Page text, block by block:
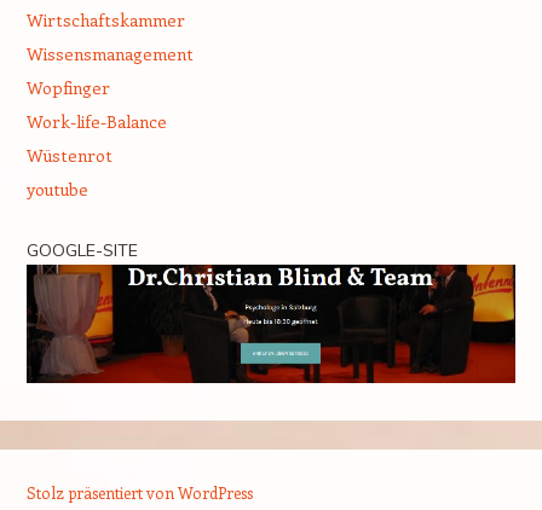
Wirtschaftskammer
Wissensmanagement
Wopfinger
Work-life-Balance
Wüstenrot
youtube
GOOGLE-SITE
Stolz präsentiert von WordPress